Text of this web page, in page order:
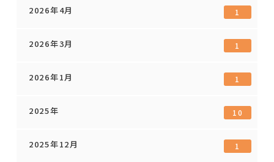
2026年4月 1
2026年3月 1
2026年1月 1
2025年 10
2025年12月 1